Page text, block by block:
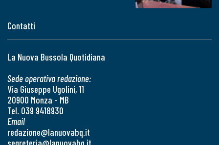
Contatti
La Nuova Bussola Quotidiana
Sede operativa redazione:
Via Giuseppe Ugolini, 11
20900 Monza - MB
Tel. 039 9418930
Email
redazione@lanuovabq.it